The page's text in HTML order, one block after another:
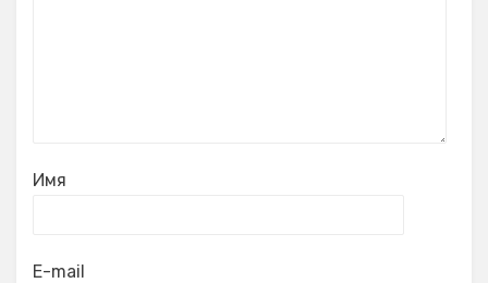
Имя
E-mail